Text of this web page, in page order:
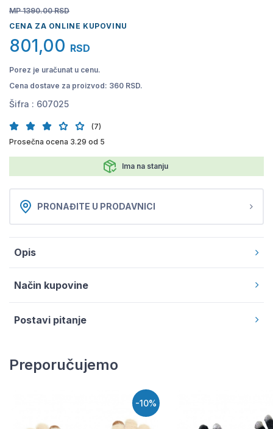
MP 1390.00 RSD
CENA ZA ONLINE KUPOVINU
801,00 RSD
Porez je uračunat u cenu.
Cena dostave za proizvod: 360 RSD.
Šifra : 607025
(7)
Prosečna ocena 3.29 od 5
Ima na stanju
PRONAĐITE U PRODAVNICI
Opis
Način kupovine
Postavi pitanje
Preporučujemo
-10%